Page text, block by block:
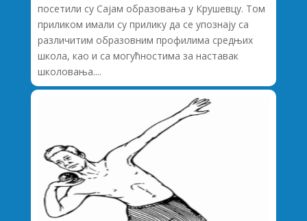
посетили су Сајам образовања у Крушевцу. Том
приликом имали су прилику да се упознају са
различитим образовним профилима средњих
школа, као и са могућностима за наставак
школовања....